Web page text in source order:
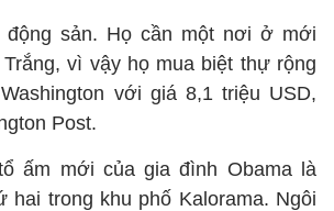
động sản. Họ cần một nơi ở mới
vì vậy họ mua biệt thự rộng
với giá 8,1 triệu USD,
Post.
ấm mới của gia đình Obama là
hai trong khu phố Kalorama. Ngôi